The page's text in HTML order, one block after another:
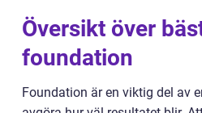
Översikt över
foundation
Foundation är en viktig del av